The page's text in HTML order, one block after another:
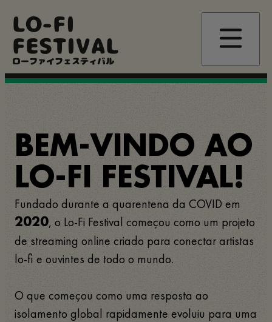
para
conteúdo
principal
LO-FI
FESTIVAL
ローファイフェスティバル
BEM-VINDO AO
LO-FI FESTIVAL!
Fundado durante a quarentena da COVID em
2020, o Lo-Fi Festival começou como um projeto
de streaming online criado para conectar artistas
lo-fi e ouvintes de todo o mundo.
O que começou como uma resposta ao
isolamento global rapidamente evoluiu para uma